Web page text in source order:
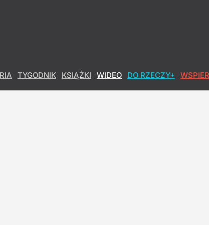
TYGODNIK KSIĄŻKI WIDEO DO RZECZY+